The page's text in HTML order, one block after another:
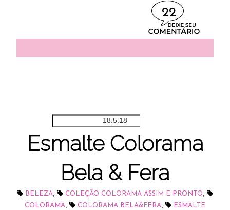
22
18.5.18
Esmalte Colorama
Bela & Fera
BELEZA COLEÇÃO COLORAMA ASSIM E PRONTO
COLORAMA COLORAMA BELA&FERA
ESMALTE